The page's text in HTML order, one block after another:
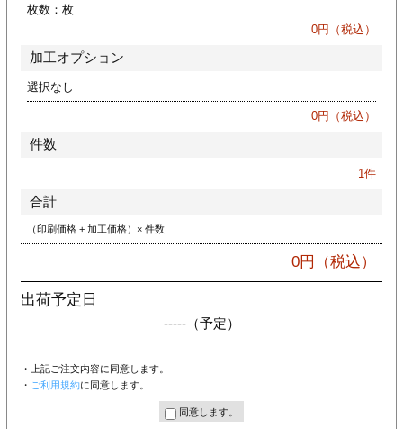
加工
印刷
ファイル印刷
リーブ
枚数： 枚
0円（税込）
加工オプション
選択なし
0円（税込）
件数
1件
合計
（印刷価格 + 加工価格）× 件数
0円（税込）
出荷予定日
-----（予定）
・上記ご注文内容に同意します。
・ ご利用規約に同意します。
同意します。